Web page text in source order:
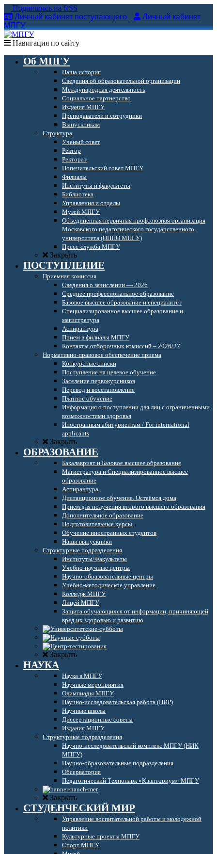
Подпишись на RSS
Личный кабинет поступающего
Личный кабинет
МПГУ
Навигация по сайту
Об МПГУ
Наша история
Сведения об образовательной организации
Международная деятельность
Социальное партнерство
Издания МПГУ
Преподаватели и сотрудники
Выпускникам
Структура
Ученый совет
Ректор
Ректорат
Попечительский совет МПГУ
Филиалы
Институты и факультеты
Библиотека
Управления и отделы
Музей МПГУ
Объединенная первичная профсоюзная организация
Московского педагогического государственного
университета (ОППО МПГУ)
Пресс-служба МПГУ
Закрыть
ПОСТУПЛЕНИЕ
Приемная комиссия
Сведения о зачислении — 2026
Среднее профессиональное образование
Базовое высшее образование и специалитет
Специализированное высшее образование и
магистратура
Аспирантура
Прием в филиалы МПГУ
Контакты отборочных комиссий – 2026/27
Нормативно-правовое обеспечение приема
Конкурсные списки
Поступление на целевое обучение
Заселение первокурсников
Перевод и восстановление
Платное обучение
Информация о поступлении для лиц с ограниченными
возможностями здоровья
Иностранным абитуриентам / For international
applicants
Закрыть
ОБРАЗОВАНИЕ
Бакалавриат и Базовое высшее образование
Магистратура и Специализированное высшее
образование
Аспирантура
Дистанционное обучение. Остаёмся дома
Прием для получения второго высшего образования
Дополнительное образование
Подготовительные курсы
Обучение иностранных студентов
Наши выпускники
Структурные подразделения
Институты/Факультеты
Учебно-научные центры
Научно-образовательные центры
Учебно-методическое управление
Колледж МПГУ
Лицей МПГУ
Защита обучающихся от информации, причиняющей
вред их здоровью и развитию
Закрыть
НАУКА
Наука в МПГУ
Научные мероприятия
Олимпиады МПГУ
Научно-исследовательская работа (НИР)
Научные школы
Диссертационные советы
Издания МПГУ
Структурные подразделения
Научно-исследовательский комплекс МПГУ (НИК
МПГУ)
Научно-образовательные подразделения
Обсерватория
Педагогический Технопарк «Кванториум» МПГУ
Закрыть
СТУДЕНЧЕСКИЙ МИР
Управление воспитательной работы и молодежной
политики
Культурные проекты МПГУ
Спорт МПГУ